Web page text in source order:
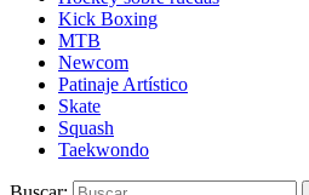
Kick Boxing
MTB
Newcom
Patinaje Artístico
Skate
Squash
Taekwondo